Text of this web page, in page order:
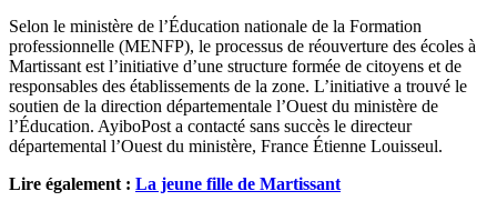
Selon le ministère de l’Éducation nationale de la Formation
professionnelle (MENFP), le processus de réouverture des écoles à
Martissant est l’initiative d’une structure formée de citoyens et de
responsables des établissements de la zone. L’initiative a trouvé le
soutien de la direction départementale l’Ouest du ministère de
l’Éducation. AyiboPost a contacté sans succès le directeur
départemental l’Ouest du ministère, France Étienne Louisseul.
Lire également : La jeune fille de Martissant